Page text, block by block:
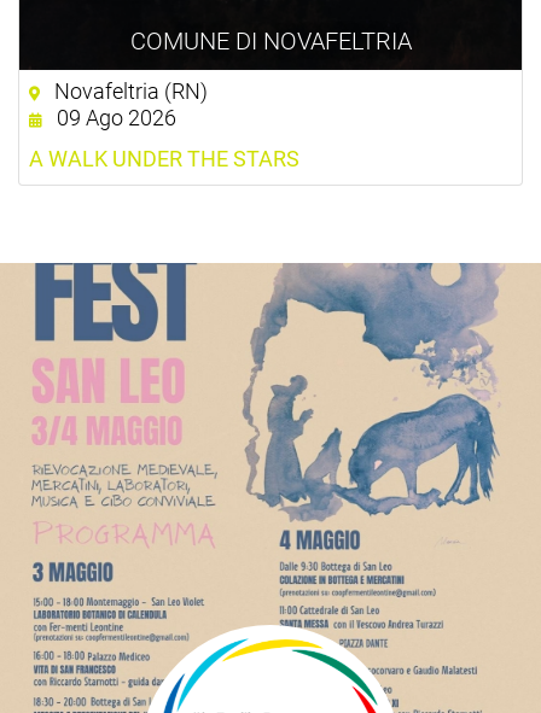
COMUNE DI NOVAFELTRIA
Novafeltria (RN)
09 Ago 2026
A WALK UNDER THE STARS